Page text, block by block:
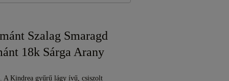
Szalag Smaragd
18k Sárga Arany
A Kindrea gyűrű lágy ívű, csiszolt